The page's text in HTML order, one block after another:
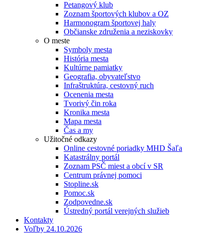
Petangový klub
Zoznam športových klubov a OZ
Harmonogram športovej haly
Občianske združenia a neziskovky
O meste
Symboly mesta
História mesta
Kultúrne pamiatky
Geografia, obyvateľstvo
Infraštruktúra, cestovný ruch
Ocenenia mesta
Tvorivý čin roka
Kronika mesta
Mapa mesta
Čas a my
Užitočné odkazy
Online cestovné poriadky MHD Šaľa
Katastrálny portál
Zoznam PSČ miest a obcí v SR
Centrum právnej pomoci
Stopline.sk
Pomoc.sk
Zodpovedne.sk
Ústredný portál verejných služieb
Kontakty
Voľby 24.10.2026